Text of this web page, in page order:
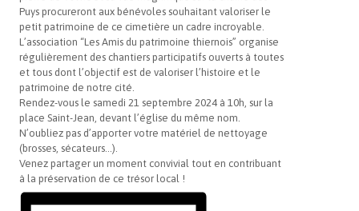
Puys procureront aux bénévoles souhaitant valoriser le
petit patrimoine de ce cimetière un cadre incroyable.
L’association “Les Amis du patrimoine thiernois” organise
régulièrement des chantiers participatifs ouverts à toutes
et tous dont l’objectif est de valoriser l’histoire et le
patrimoine de notre cité.
Rendez-vous le samedi 21 septembre 2024 à 10h, sur la
place Saint-Jean, devant l’église du même nom.
N’oubliez pas d’apporter votre matériel de nettoyage
(brosses, sécateurs…).
Venez partager un moment convivial tout en contribuant
à la préservation de ce trésor local !